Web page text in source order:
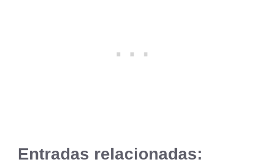
Entradas relacionadas: